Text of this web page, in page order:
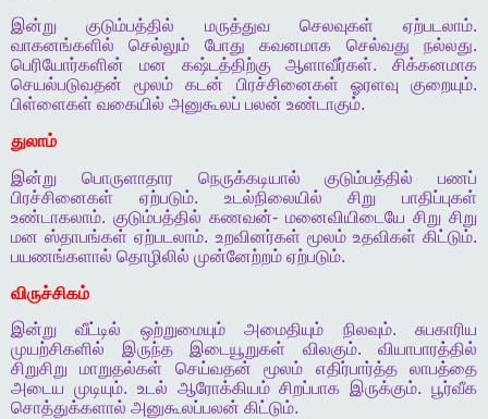
இன்று
குடும்பத்தில் மருத்துவ செலவுகள் ஏற்படலாம்.
வாகனங்களில்
செல்லும் போது கவனமாக செல்வது நல்லது.
பெரியோர்களின்
மன கஷ்டத்திற்கு ஆளாவீர்கள். சிக்கனமாக
செயல்படுவதன்
மூலம் கடன் பிரச்சினைகள் ஓரளவு குறையும்.
பிள்ளைகள் வகையில் அனுகூலப் பலன் உண்டாகும்.
துலாம்
இன்று
பொருளாதார நெருக்கடியால் குடும்பத்தில்
பணப்
பிரச்சினைகள்
ஏற்படும். உடல்நிலையில் சிறு
பாதிப்புகள்
உண்டாகலாம். குடும்பத்தில் கணவன்- மனைவியிடையே சிறு சிறு
மன ஸ்தாபங்கள் ஏற்படலாம். உறவினர்கள் மூலம் உதவிகள் கிட்டும்.
பயணங்களால் தொழிலில் முன்னேற்றம் ஏற்படும்.
விருச்சிகம்
இன்று
வீட்டில் ஒற்றுமையும் அமைதியும் நிலவும்.சுபகாரிய
முயற்சிகளில்
இருந்த இடையூறுகள் விலகும். வியாபாரத்தில்
சிறுசிறு
மாறுதல்கள் செய்வதன் மூலம் எதிர்பார்த்த
லாபத்தை
அடைய முடியும். உடல் ஆரோக்கியம் சிறப்பாக இருக்கும்.பூர்வீக
சொத்துக்களால் அனுகூலப்பலன் கிட்டும்.